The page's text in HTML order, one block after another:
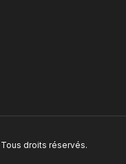
droits réservés.